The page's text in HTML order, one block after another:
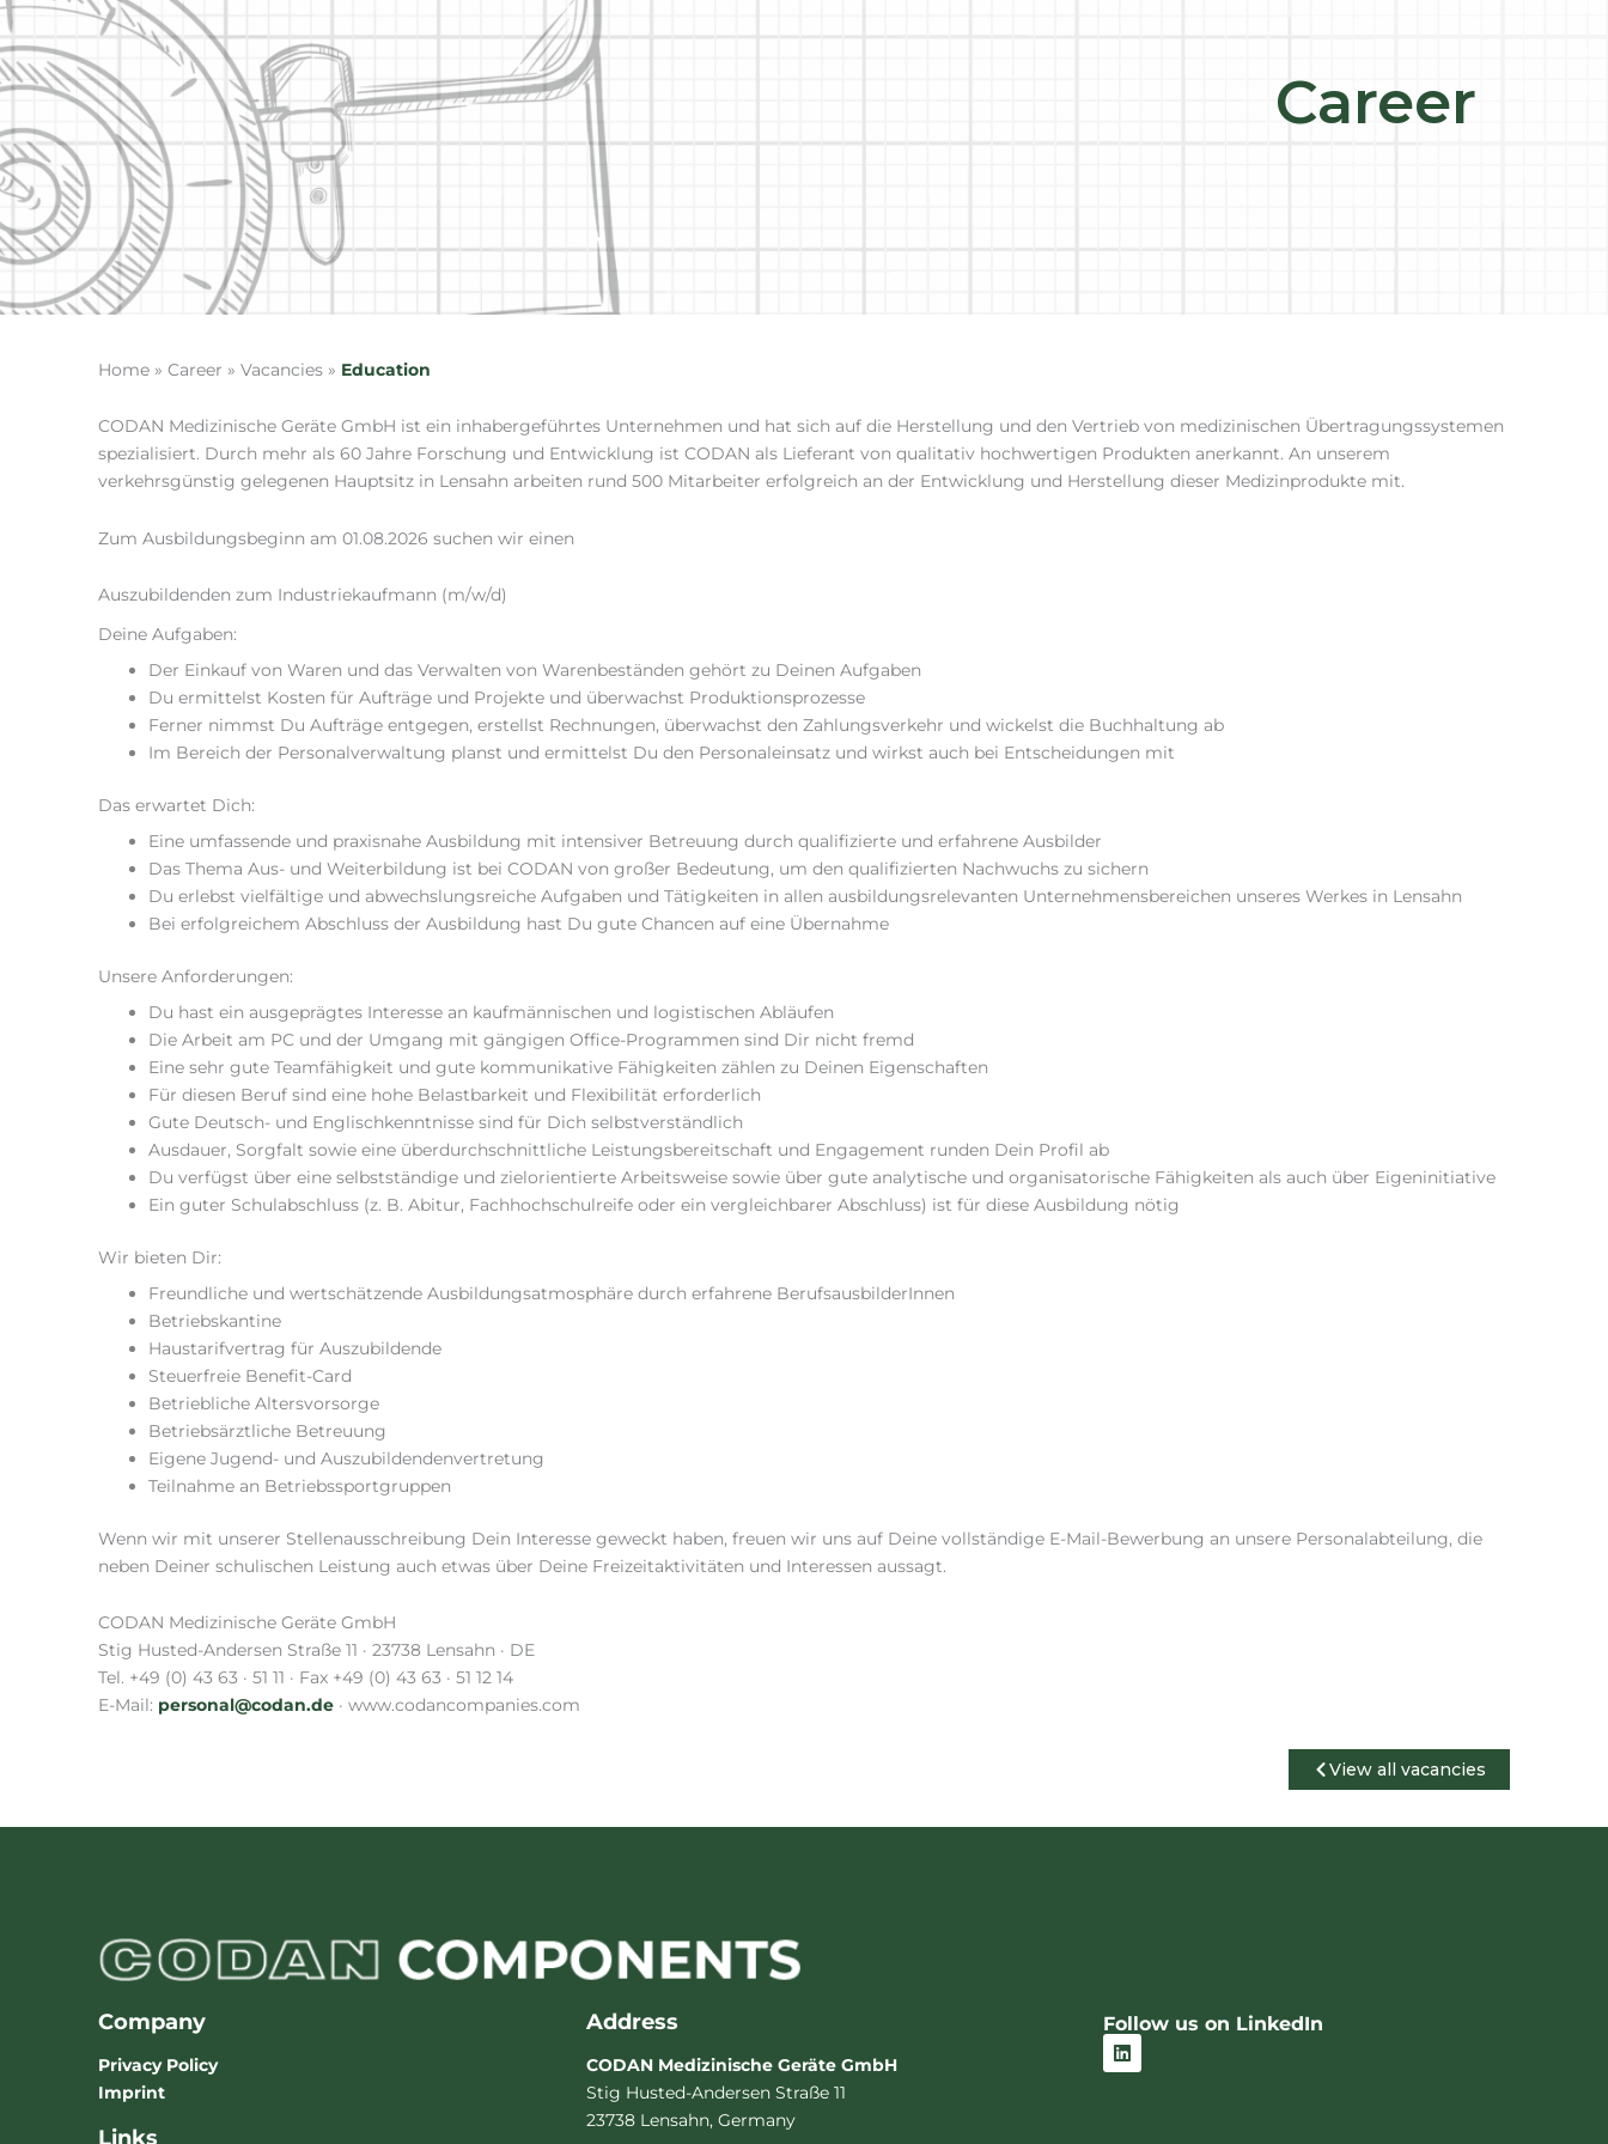
Career
Home » Career » Vacancies » Education
CODAN Medizinische Geräte GmbH ist ein inhabergeführtes Unternehmen und hat sich auf die Herstellung und den Vertrieb von medizinischen Übertragungssystemen
spezialisiert. Durch mehr als 60 Jahre Forschung und Entwicklung ist CODAN als Lieferant von qualitativ hochwertigen Produkten anerkannt. An unserem
verkehrsgünstig gelegenen Hauptsitz in Lensahn arbeiten rund 500 Mitarbeiter erfolgreich an der Entwicklung und Herstellung dieser Medizinprodukte mit.
Zum Ausbildungsbeginn am 01.08.2026 suchen wir einen
Auszubildenden zum Industriekaufmann (m/w/d)
Deine Aufgaben:
Der Einkauf von Waren und das Verwalten von Warenbeständen gehört zu Deinen Aufgaben
Du ermittelst Kosten für Aufträge und Projekte und überwachst Produktionsprozesse
Ferner nimmst Du Aufträge entgegen, erstellst Rechnungen, überwachst den Zahlungsverkehr und wickelst die Buchhaltung ab
Im Bereich der Personalverwaltung planst und ermittelst Du den Personaleinsatz und wirkst auch bei Entscheidungen mit
Das erwartet Dich:
Eine umfassende und praxisnahe ­Ausbildung mit intensiver Betreuung durch qualifizierte und erfahrene ­Ausbilder
Das Thema Aus- und Weiterbildung ist bei CODAN von großer Bedeutung, um den qualifizierten Nachwuchs zu sichern
Du erlebst vielfältige und abwechslungsreiche Aufgaben und Tätigkeiten in allen ausbildungsrelevanten Unternehmensbereichen unseres Werkes in Lensahn
Bei erfolgreichem Abschluss der Ausbildung hast Du gute Chancen auf eine Übernahme
Unsere Anforderungen:
Du hast ein ausgeprägtes Interesse an kaufmännischen und logistischen Abläufen
Die Arbeit am PC und der Umgang mit gängigen Office-Programmen sind Dir nicht fremd
Eine sehr gute Teamfähigkeit und gute kommunikative Fähigkeiten zählen zu Deinen Eigenschaften
Für diesen Beruf sind eine hohe Belastbarkeit und Flexibilität erforderlich
Gute Deutsch- und Englischkenntnisse sind für Dich selbstverständlich
Ausdauer, Sorgfalt sowie eine überdurchschnittliche Leistungsbereitschaft und Engagement runden Dein Profil ab
Du verfügst über eine selbstständige und zielorientierte Arbeitsweise sowie über gute ­analytische und organisatorische Fähigkeiten als auch über Eigeninitiative
Ein guter Schulabschluss (z. B. Abitur, Fachhochschulreife oder ein vergleichbarer Abschluss) ist für diese Ausbildung nötig
Wir bieten Dir:
Freundliche und wertschätzende Ausbildungsatmosphäre durch erfahrene BerufsausbilderInnen
Betriebskantine
Haustarifvertrag für Auszubildende
Steuerfreie Benefit-Card
Betriebliche Altersvorsorge
Betriebsärztliche Betreuung
Eigene Jugend- und Auszubildendenvertretung
Teilnahme an Betriebssportgruppen
Wenn wir mit unserer Stellenausschreibung Dein Interesse geweckt haben, freuen wir uns auf Deine vollständige E-Mail-Bewerbung an unsere Personalabteilung, die
neben Deiner schulischen Leistung auch etwas über Deine Freizeitaktivitäten und Interessen aussagt.
CODAN Medizinische Geräte GmbH
Stig Husted-Andersen Straße 11 · 23738 Lensahn · DE
Tel. +49 (0) 43 63 · 51 11 · Fax +49 (0) 43 63 · 51 12 14
E-Mail: personal@codan.de · www.codancompanies.com
View all vacancies
Company
Privacy Policy
Imprint
Links
Address
CODAN Medizinische Geräte GmbH
Stig Husted-Andersen Straße 11
23738 Lensahn, Germany
Follow us on LinkedIn
L
i
n